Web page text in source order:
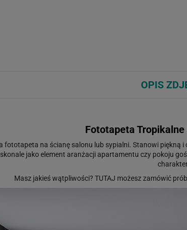
OPIS
Fototapeta
fototapeta na ścianę salonu lub sypialni. Stanowi piękną
jako element aranżacji apartamentu czy pokoju
Masz jakieś wątpliwości? TUTAJ możesz zamówić